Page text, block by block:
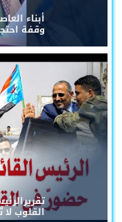
أبناء
وقفة
القلوب لا